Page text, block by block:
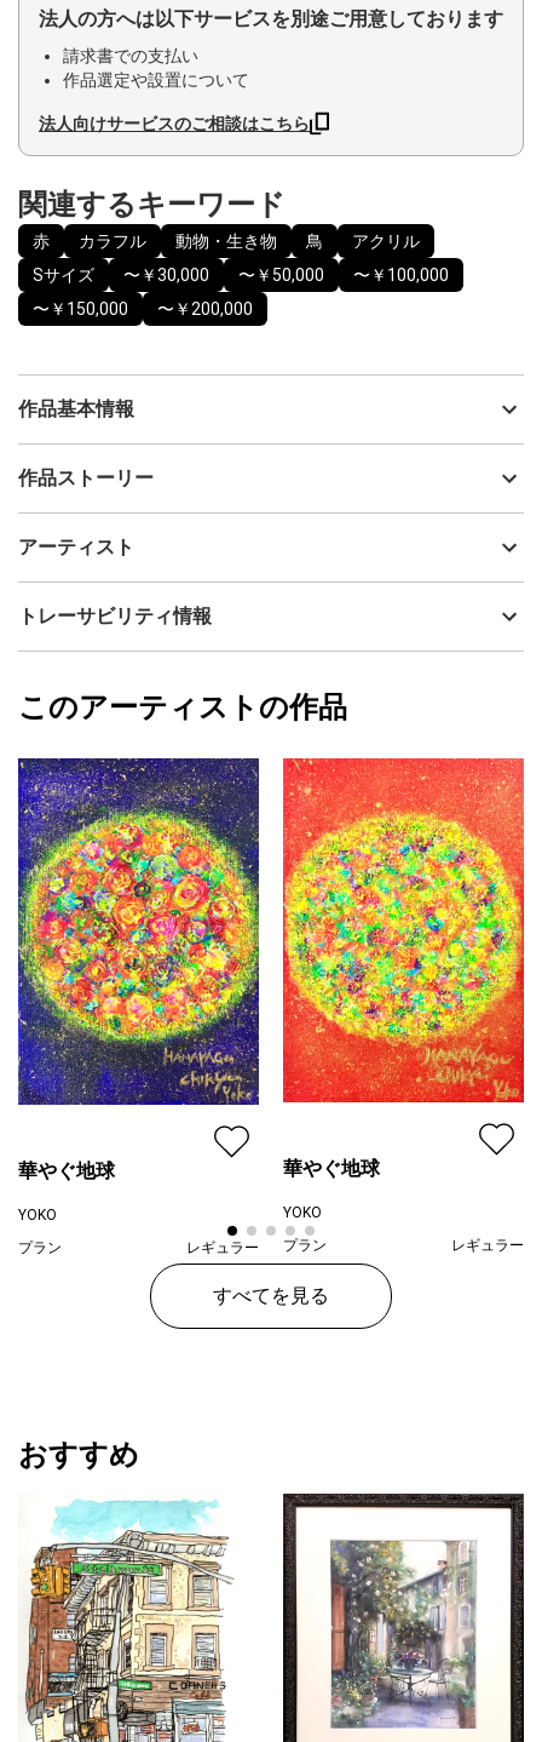
法人の方へは以下サービスを別途ご用意しております
請求書での支払い
作品選定や設置について
法人向けサービスのご相談はこちら
関連するキーワード
赤 カラフル 動物・生き物 鳥
アクリル
Sサイズ
〜￥30,000 〜￥50,000
〜￥100,000
〜￥150,000
〜￥200,000
作品基本情報
出品者
制作年
アクリル
カラー
赤
ジャンル
動物・生き物
配送目安
二週間以内
作品ストーリー
たのしいな！
ポジティブエネルギー
花を持った鳥は 幸運を象徴する存在
その鮮やかな色合いが 見る人の心を
この作品には 愛情や希望の
メッセージが込められており
見るたびに温かい気持ちに
なれること間違いなしです
【キャンバスサイズ】SM
アーティスト
YOKO
フォローする
トレーサビリティ情報
YOKO
このアーティストの作品
華やぐ地球
YOKO
プラン
レギュラー
華やぐ地球
YOKO
プラン
レギュラー
すべてを見る
おすすめ